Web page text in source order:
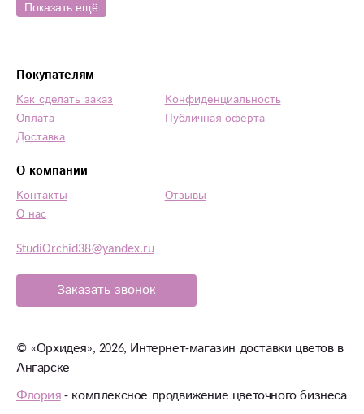
Показать ещё
StudiOrchid38@yandex.ru
Заказать звонок
Покупателям
Как сделать заказ
Оплата
Доставка
Конфиденциальность
Публичная оферта
О компании
Контакты
О нас
Отзывы
© «Орхидея», 2026, Интернет-магазин доставки цветов в
Ангарске
Флория- комплексное продвижение цветочного бизнеса